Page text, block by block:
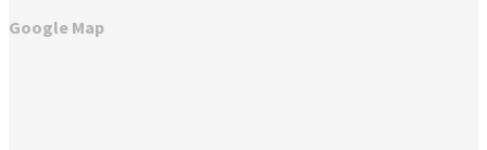
Google Map